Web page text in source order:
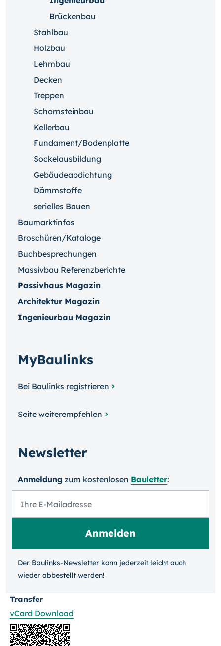
Brückenbau
Stahlbau
Holzbau
Lehmbau
Decken
Treppen
Schornsteinbau
Kellerbau
Fundament/Bodenplatte
Sockelausbildung
Gebäudeabdichtung
Dämmstoffe
serielles Bauen
Baumarktinfos
Broschüren/Kataloge
Buchbesprechungen
Massivbau Referenzberichte
Passivhaus Magazin
Architektur Magazin
Ingenieurbau Magazin
MyBaulinks
Bei Baulinks registrieren
Seite weiterempfehlen
Newsletter
Anmeldung zum kosten­losen Bauletter:
Der Baulinks-Newsletter kann jeder­zeit leicht auch
wieder ab­bestellt werden!
Transfer
vCard Download